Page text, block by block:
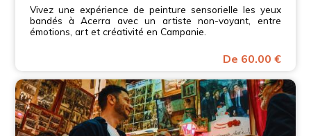
Vivez une expérience de peinture sensorielle les yeux
bandés à Acerra avec un artiste non-voyant, entre
émotions, art et créativité en Campanie.
De 60.00 €